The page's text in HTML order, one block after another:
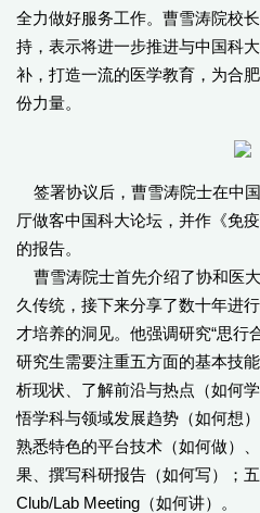
全力做好服务工作。曹雪涛院校
持，表示将进一步推进与中国科
补，打造一流的医学教育，为合
份力量。
签署协议后，曹雪涛院士在中
厅做客中国科大论坛，并作《免
的报告。
曹雪涛院士首先介绍了协和医
久传统，接下来分享了数十年进
才培养的洞见。他强调研究“思行
研究生需要注重五方面的基本技
析现状、了解前沿与热点（如何
悟学科与领域发展趋势（如何想
熟悉特色的平台技术（如何做）
果、撰写科研报告（如何写）；
Club/Lab Meeting（如何讲）。